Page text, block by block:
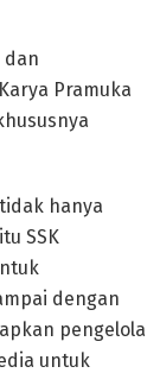
dan
Pramuka
hanya
SSK
dengan
pengelola
untuk